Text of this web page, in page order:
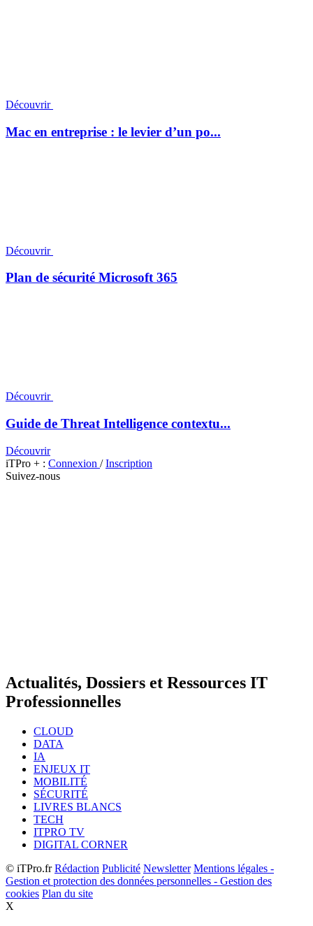
Découvrir
Mac en entreprise : le levier d’un po...
Découvrir
Plan de sécurité Microsoft 365
Découvrir
Guide de Threat Intelligence contextu...
Découvrir
iTPro + : Connexion /Inscription
Suivez-nous
Actualités, Dossiers et Ressources IT
Professionnelles
CLOUD
DATA
IA
ENJEUX IT
MOBILITÉ
SÉCURITÉ
LIVRES BLANCS
TECH
ITPRO TV
DIGITAL CORNER
© iTPro.frRédaction Publicité Newsletter Mentions légales -
Gestion et protection des données personnelles - Gestion des
cookies Plan du site
X